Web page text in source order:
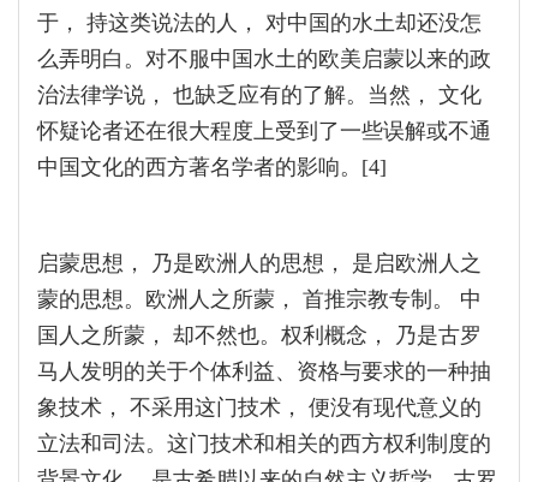
于， 持这类说法的人， 对中国的水土却还没怎
么弄明白。对不服中国水土的欧美启蒙以来的政
治法律学说， 也缺乏应有的了解。当然， 文化
怀疑论者还在很大程度上受到了一些误解或不通
中国文化的西方著名学者的影响。[4]
启蒙思想， 乃是欧洲人的思想， 是启欧洲人之
蒙的思想。欧洲人之所蒙， 首推宗教专制。 中
国人之所蒙， 却不然也。权利概念， 乃是古罗
马人发明的关于个体利益、资格与要求的一种抽
象技术， 不采用这门技术， 便没有现代意义的
立法和司法。这门技术和相关的西方权利制度的